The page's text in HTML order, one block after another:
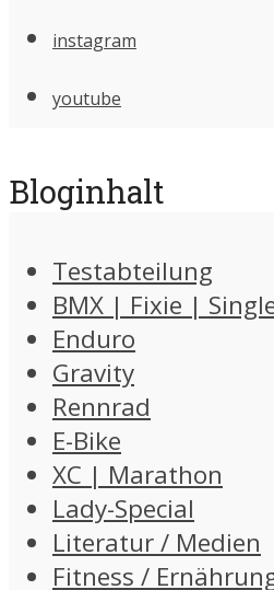
instagram
youtube
Bloginhalt
Testabteilung
BMX | Fixie |
Enduro
Gravity
Rennrad
E-Bike
XC | Marathon
Lady-Special
Literatur / Medien
Fitness /